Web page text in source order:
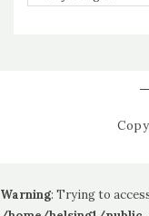
Warning: Trying to